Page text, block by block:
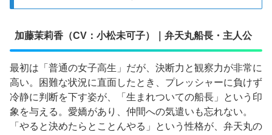
加藤茉莉香（CV：小松未可子）｜弁天丸船長・主人公
最初は「普通の女子高生」だが、決断力と観察力が非常に
高い。困難な状況に直面したとき、プレッシャーに負けず
冷静に判断を下す姿が、「生まれついての船長」という印
象を与える。愛嬌があり、仲間への気遣いも忘れない。
「やると決めたらとことんやる」という性格が、弁天丸の